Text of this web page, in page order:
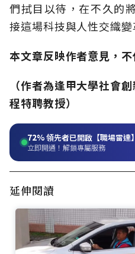
們拭目以待，在不久的
接這場科技與人性交織變
本文章反映作者意見，
（作者為逢甲大學社會
程特聘教授）
72%領先者已開啟【職場雷達】
立即開通！解鎖專屬服務
延伸閱讀